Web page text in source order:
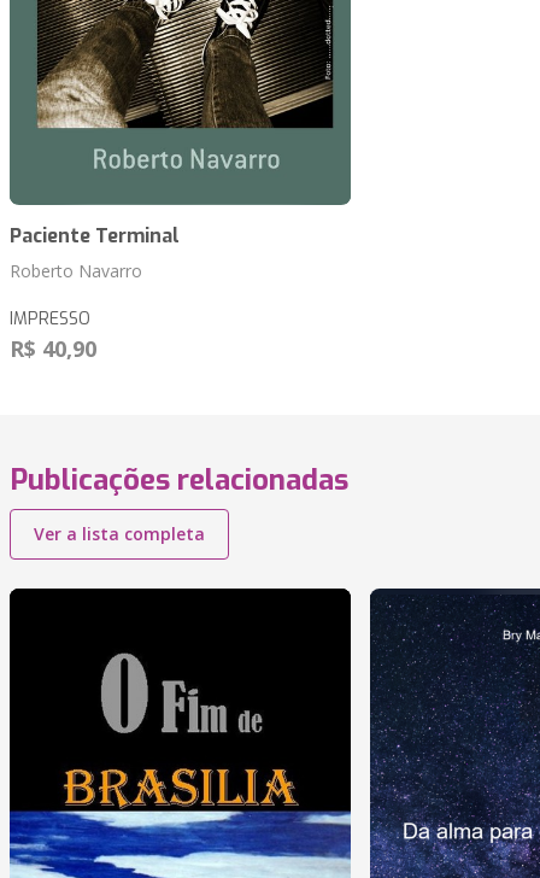
Paciente Terminal
Roberto Navarro
IMPRESSO
R$ 40,90
Publicações relacionadas
Ver a lista completa